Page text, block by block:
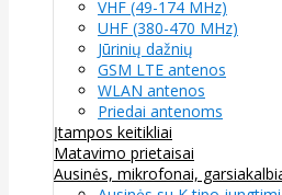
VHF (49-174 MHz)
UHF (380-470 MHz)
Jūrinių dažnių
GSM LTE antenos
WLAN antenos
Priedai antenoms
Įtampos keitikliai
Matavimo prietaisai
Ausinės, mikrofonai,